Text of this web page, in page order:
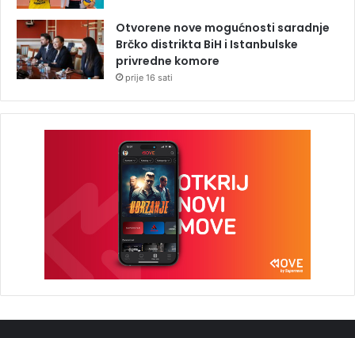
Otvorene nove mogućnosti saradnje
Brčko distrikta BiH i Istanbulske
privredne komore
prije 16 sati